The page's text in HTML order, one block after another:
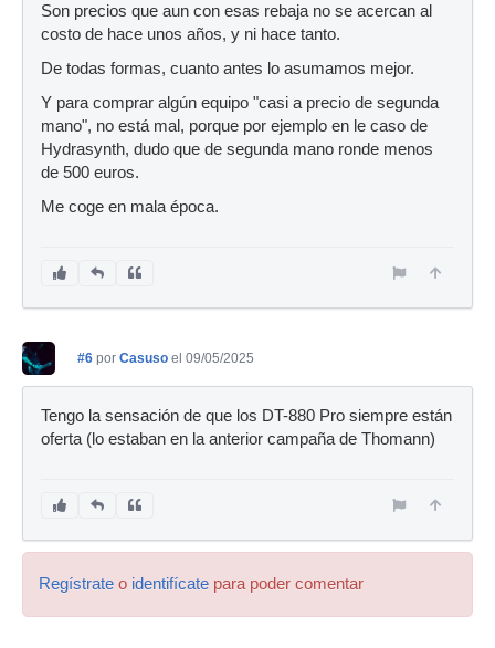
Son precios que aun con esas rebaja no se acercan al
costo de hace unos años, y ni hace tanto.
De todas formas, cuanto antes lo asumamos mejor.
Y para comprar algún equipo "casi a precio de segunda
mano", no está mal, porque por ejemplo en le caso de
Hydrasynth, dudo que de segunda mano ronde menos
de 500 euros.
Me coge en mala época.
#6 por Casuso el 09/05/2025
Tengo la sensación de que los DT-880 Pro siempre están
oferta (lo estaban en la anterior campaña de Thomann)
Regístrate o identifícate para poder comentar